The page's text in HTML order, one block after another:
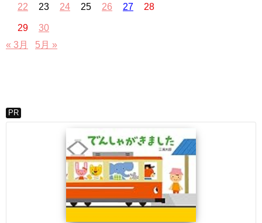
22 23 24 25 26 27 28
29
30
« 3月
5月 »
PR